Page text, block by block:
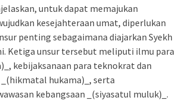
untuk dapat memajukan
kesejahteraan umat, diperlukan
penting sebagaimana diajarkan Syekh
Ketiga unsur tersebut meliputi ilmu para
kebijaksanaan para teknokrat dan
hukama)_, serta
kebangsaan _(siyasatul muluk)_.